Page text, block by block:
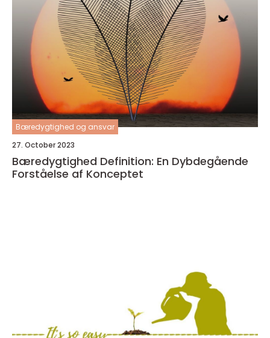
Bæredygtighed og ansvar
27. October 2023
Bæredygtighed Definition: En Dybdegående
Forståelse af Konceptet